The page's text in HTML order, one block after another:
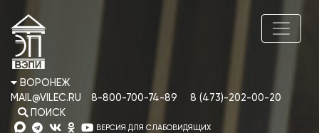
ВОРОНЕЖ
MAIL@VILEC.RU
8-800-700-74-89
8 (473)-202-00-20
ПОИСК
ВЕРСИЯ ДЛЯ СЛАБОВИДЯЩИХ